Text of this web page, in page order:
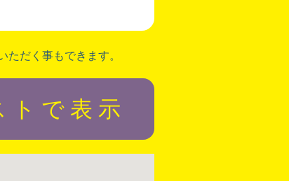
だく事もできます。
トで表示